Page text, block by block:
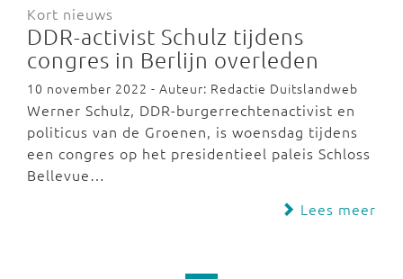
Kort nieuws
DDR-activist Schulz tijdens
congres in Berlijn overleden
10 november 2022 - Auteur: Redactie Duitslandweb
Werner Schulz, DDR-burgerrechtenactivist en
politicus van de Groenen, is woensdag tijdens
een congres op het presidentieel paleis Schloss
Bellevue…
Lees meer